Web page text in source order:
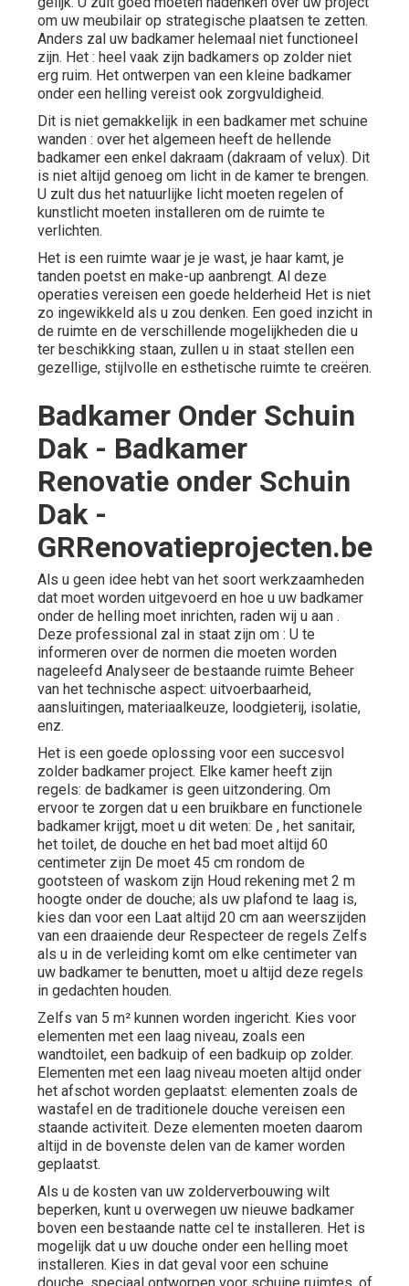
om uw meubilair op strategische plaatsen te zetten.
Anders zal uw badkamer helemaal niet functioneel
zijn. Het : heel vaak zijn badkamers op zolder niet
erg ruim. Het ontwerpen van een kleine badkamer
onder een helling vereist ook zorgvuldigheid.
Dit is niet gemakkelijk in een badkamer met schuine
wanden : over het algemeen heeft de hellende
badkamer een enkel dakraam (dakraam of velux). Dit
is niet altijd genoeg om licht in de kamer te brengen.
U zult dus het natuurlijke licht moeten regelen of
kunstlicht moeten installeren om de ruimte te
verlichten.
Het is een ruimte waar je je wast, je haar kamt, je
tanden poetst en make-up aanbrengt. Al deze
operaties vereisen een goede helderheid Het is niet
zo ingewikkeld als u zou denken. Een goed inzicht in
de ruimte en de verschillende mogelijkheden die u
ter beschikking staan, zullen u in staat stellen een
gezellige, stijlvolle en esthetische ruimte te creëren.
Badkamer Onder Schuin
Dak - Badkamer
Renovatie onder Schuin
Dak -
GRRenovatieprojecten.be
Als u geen idee hebt van het soort werkzaamheden
dat moet worden uitgevoerd en hoe u uw badkamer
onder de helling moet inrichten, raden wij u aan .
Deze professional zal in staat zijn om : U te
informeren over de normen die moeten worden
nageleefd Analyseer de bestaande ruimte Beheer
van het technische aspect: uitvoerbaarheid,
aansluitingen, materiaalkeuze, loodgieterij, isolatie,
enz.
Het is een goede oplossing voor een succesvol
zolder badkamer project. Elke kamer heeft zijn
regels: de badkamer is geen uitzondering. Om
ervoor te zorgen dat u een bruikbare en functionele
badkamer krijgt, moet u dit weten: De , het sanitair,
het toilet, de douche en het bad moet altijd 60
centimeter zijn De moet 45 cm rondom de
gootsteen of waskom zijn Houd rekening met 2 m
hoogte onder de douche; als uw plafond te laag is,
kies dan voor een Laat altijd 20 cm aan weerszijden
van een draaiende deur Respecteer de regels Zelfs
als u in de verleiding komt om elke centimeter van
uw badkamer te benutten, moet u altijd deze regels
in gedachten houden.
Zelfs van 5 m² kunnen worden ingericht. Kies voor
elementen met een laag niveau, zoals een
wandtoilet, een badkuip of een badkuip op zolder.
Elementen met een laag niveau moeten altijd onder
het afschot worden geplaatst: elementen zoals de
wastafel en de traditionele douche vereisen een
staande activiteit. Deze elementen moeten daarom
altijd in de bovenste delen van de kamer worden
geplaatst.
Als u de kosten van uw zolderverbouwingwilt
beperken, kunt u overwegen uw nieuwe badkamer
boven een bestaande natte cel te installeren. Het is
mogelijk dat u uw douche onder een helling moet
installeren. Kies in dat geval voor een schuine